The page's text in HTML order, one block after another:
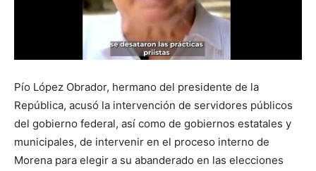
Pío López Obrador, hermano del presidente de la
República, acusó la intervención de servidores públicos
del gobierno federal, así como de gobiernos estatales y
municipales, de intervenir en el proceso interno de
Morena para elegir a su abanderado en las elecciones